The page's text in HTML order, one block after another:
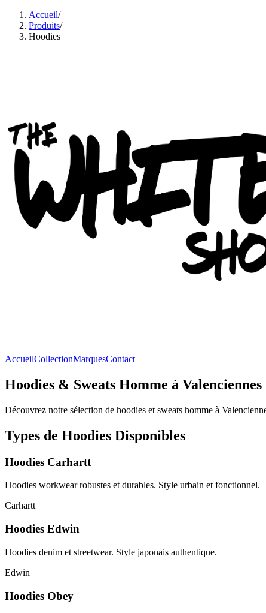
Accueil/
Produits/
Hoodies
AccueilCollectionMarquesContact
Hoodies & Sweats Homme à Valenciennes
Découvrez notre sélection de hoodies et sweats homme à
Types de Hoodies Disponibles
Hoodies Carhartt
Hoodies workwear robustes et durables. Style urbain et fonctionnel.
Carhartt
Hoodies Edwin
Hoodies denim et streetwear. Style japonais authentique.
Edwin
Hoodies Obey